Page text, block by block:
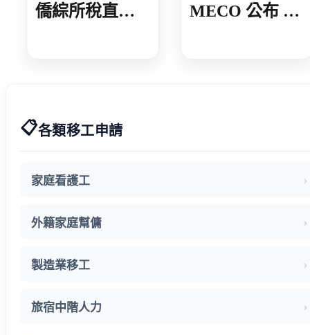
僑綜所稅直撥
MECO 公布 8
📋各類移工申請
家庭看護工
外籍家庭幫傭
製造業移工
旅宿中階人力